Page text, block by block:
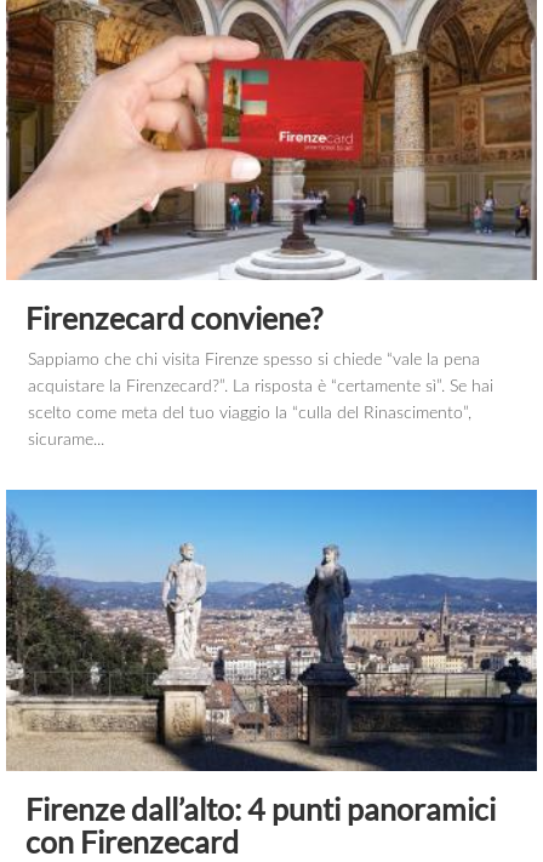
Firenzecard conviene?
Sappiamo che chi visita Firenze spesso si chiede “vale la pena
acquistare la Firenzecard?”. La risposta è “certamente sì”. Se hai
scelto come meta del tuo viaggio la “culla del Rinascimento”,
sicurame...
Firenze dall’alto: 4 punti panoramici
con Firenzecard